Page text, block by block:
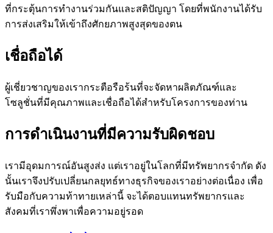
ที่กระตุ้นการทำงานร่วมกันและสติปัญญา โดยที่พนักงานได้รับ
การส่งเสริมให้เข้าถึงศักยภาพสูงสุดของตน
เชื่อถือได้
ผู้เชี่ยวชาญของเรากระตือรือร้นที่จะจัดหาผลิตภัณฑ์และ
โซลูชั่นที่มีคุณภาพและเชื่อถือได้สำหรับโครงการของท่าน
การดำเนินงานที่มีความรับผิดชอบ
เรามีอุดมการณ์อันสูงส่ง แต่เราอยู่ในโลกที่มีทรัพยากรจำกัด ดัง
นั้นเราจึงปรับเปลี่ยนกลยุทธ์ทางธุรกิจของเราอย่างต่อเนื่อง เพื่อ
รับมือกับความท้าทายเหล่านี้ จะได้ตอบแทนทรัพยากรและ
สังคมที่เราพึ่งพาเพื่อความอยู่รอด